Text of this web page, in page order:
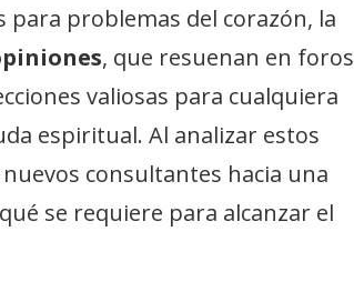
para problemas del corazón, la
, que resuenan en foros
valiosas para cualquiera
espiritual. Al analizar estos
consultantes hacia una
se requiere para alcanzar el